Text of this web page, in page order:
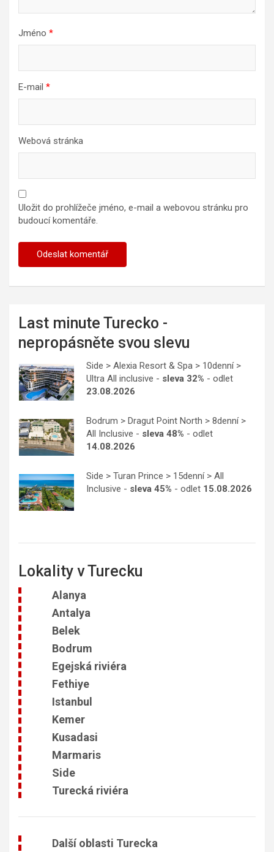
Jméno *
E-mail *
Webová stránka
Uložit do prohlížeče jméno, e-mail a webovou stránku pro
budoucí komentáře.
Last minute Turecko -
nepropásněte svou slevu
Side > Alexia Resort & Spa > 10denní >
Ultra All inclusive - sleva 32% - odlet
23.08.2026
Bodrum > Dragut Point North > 8denní >
All Inclusive - sleva 48% - odlet
14.08.2026
Side > Turan Prince > 15denní > All
Inclusive - sleva 45% - odlet 15.08.2026
Lokality v Turecku
Alanya
Antalya
Belek
Bodrum
Egejská riviéra
Fethiye
Istanbul
Kemer
Kusadasi
Marmaris
Side
Turecká riviéra
Další oblasti Turecka